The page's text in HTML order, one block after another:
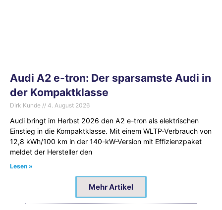
Audi A2 e-tron: Der sparsamste Audi in
der Kompaktklasse
Dirk Kunde 4. August 2026
Audi bringt im Herbst 2026 den A2 e-tron als elektrischen
Einstieg in die Kompaktklasse. Mit einem WLTP-Verbrauch von
12,8 kWh/100 km in der 140-kW-Version mit Effizienzpaket
meldet der Hersteller den
Lesen »
Mehr Artikel